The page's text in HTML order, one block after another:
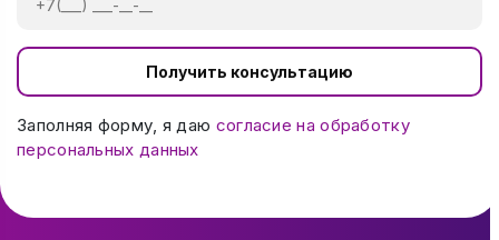
Получить консультацию
Заполняя форму, я даю согласие на обработку
персональных данных